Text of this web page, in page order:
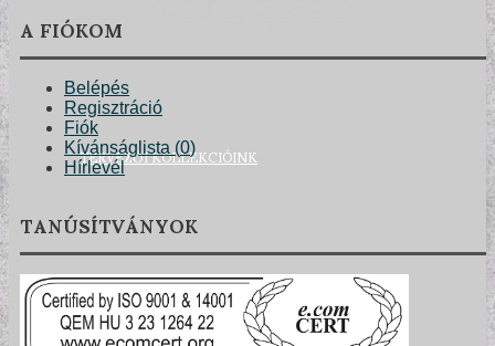
TERVEZŐI KOLLEKCIÓINK
A FIÓKOM
Belépés
Regisztráció
Fiók
Kívánságlista (0)
Hírlevél
TANÚSÍTVÁNYOK